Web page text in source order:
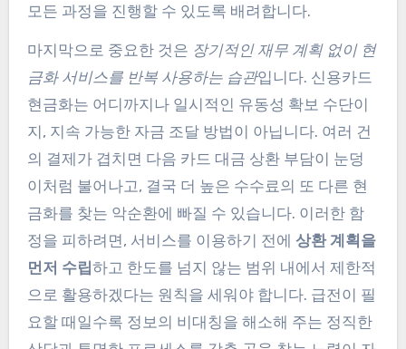
모든 과정을 진행할 수 있도록 배려합니다.
마지막으로 중요한 것은 장기적인 재무 계획 없이 현
금화 서비스를 반복 사용하는 습관입니다. 신용카드
현금화는 어디까지나 일시적인 유동성 확보 수단이
지, 지속 가능한 자금 조달 방법이 아닙니다. 여러 건
의 결제가 겹치면 다음 카드 대금 상환 부담이 눈덩
이처럼 불어나고, 결국 더 높은 수수료의 또 다른 현
금화를 찾는 악순환에 빠질 수 있습니다. 이러한 함
정을 피하려면, 서비스를 이용하기 전에 상환 계획을
먼저 수립하고 한도를 넘지 않는 범위 내에서 제한적
으로 활용하겠다는 원칙을 세워야 합니다. 급전이 필
요할 때일수록 정보의 비대칭을 해소해 주는 정직한